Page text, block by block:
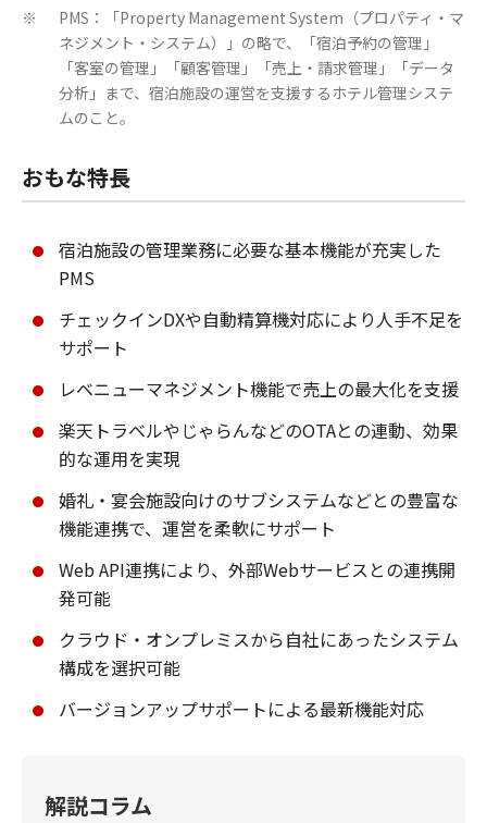
※
PMS：「Property Management System（プロパティ・マ
ネジメント・システム）」の略で、「宿泊予約の管理」
「客室の管理」「顧客管理」「売上・請求管理」「データ
分析」まで、宿泊施設の運営を支援するホテル管理システ
ムのこと。
おもな特長
宿泊施設の管理業務に必要な基本機能が充実した
PMS
チェックインDXや自動精算機対応により人手不足を
サポート
レベニューマネジメント機能で売上の最大化を支援
楽天トラベルやじゃらんなどのOTAとの連動、効果
的な運用を実現
婚礼・宴会施設向けのサブシステムなどとの豊富な
機能連携で、運営を柔軟にサポート
Web API連携により、外部Webサービスとの連携開
発可能​​
クラウド・オンプレミスから自社にあったシステム
構成を選択可能​
バージョンアップサポートによる最新機能対応
解説コラム